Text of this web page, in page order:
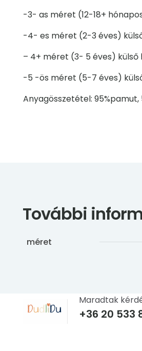
-3- as méret (12-18+
-4- es méret (2-3 éves)
– 4+ méret (3- 5 éves) külső
-5 -ös méret (5-7 éves)
Anyagösszetétel: 95%pamut,
További
méret
+36 20 533
Maradtak